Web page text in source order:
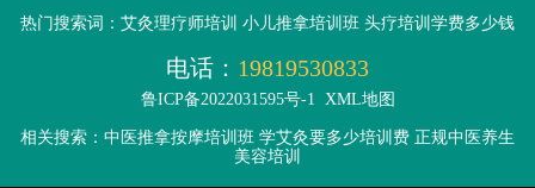
热门搜索词：艾灸理疗师培训 小儿推拿培训班 头疗培训学费多少钱
电话： 19819530833
鲁ICP备2022031595号-1 XML地图
相关搜索：中医推拿按摩培训班 学艾灸要多少培训费 正规中医养生
美容培训